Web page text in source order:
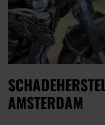
AMSTERDAM